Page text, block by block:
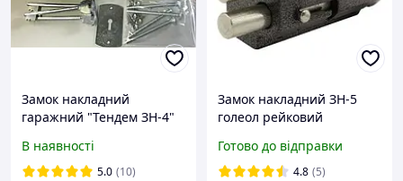
Замок накладний
гаражний "Тендем ЗН-4"
води)
В наявності
5.0 (10)
Замок накладний ЗН-5
голеол рейковий
рейковий ключ Голеол 2
ригеля металевий
Готово до відправки
4.8 (5)